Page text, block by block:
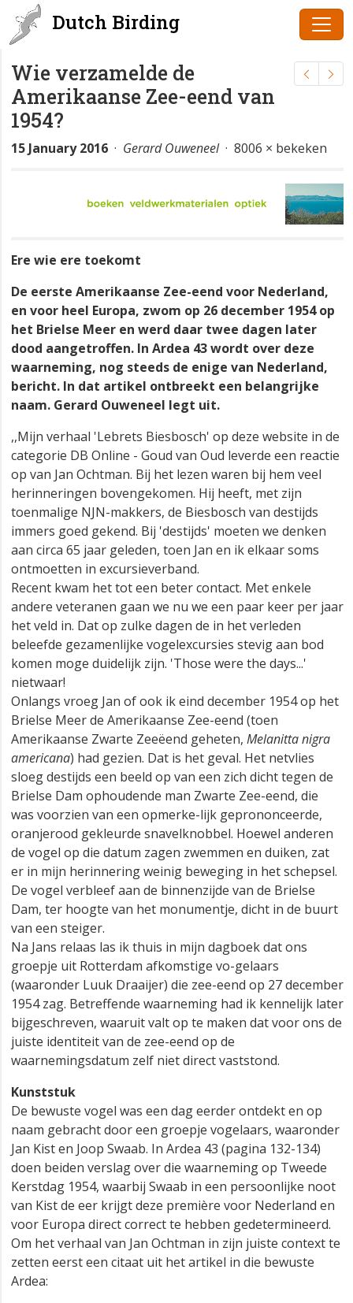
Dutch Birding
Wie verzamelde de
Amerikaanse Zee-eend van
1954?
15 January 2016 · Gerard Ouweneel· 8006 × bekeken
Ere wie ere toekomt
De eerste Amerikaanse Zee-eend voor Nederland,
en voor heel Europa, zwom op 26 december 1954 op
het Brielse Meer en werd daar twee dagen later
dood aangetroffen. In Ardea 43 wordt over deze
waarneming, nog steeds de enige van Nederland,
bericht. In dat artikel ontbreekt een belangrijke
naam. Gerard Ouweneel legt uit.
,,Mijn verhaal 'Lebrets Biesbosch' op deze website in de
categorie DB Online - Goud van Oud leverde een reactie
op van Jan Ochtman. Bij het lezen waren bij hem veel
herinneringen bovengekomen. Hij heeft, met zijn
toenmalige NJN-makkers, de Biesbosch van destijds
immers goed gekend. Bij 'destijds' moeten we denken
aan circa 65 jaar geleden, toen Jan en ik elkaar soms
ontmoetten in excursieverband.
Recent kwam het tot een beter contact. Met enkele
andere veteranen gaan we nu we een paar keer per jaar
het veld in. Dat op zulke dagen de in het verleden
beleefde gezamenlijke vogelexcursies stevig aan bod
komen moge duidelijk zijn. 'Those were the days...'
nietwaar!
Onlangs vroeg Jan of ook ik eind december 1954 op het
Brielse Meer de Amerikaanse Zee-eend (toen
Amerikaanse Zwarte Zeeëend geheten, Melanitta nigra
americana) had gezien. Dat is het geval. Het netvlies
sloeg destijds een beeld op van een zich dicht tegen de
Brielse Dam ophoudende man Zwarte Zee-eend, die
was voorzien van een opmerke-lijk geprononceerde,
oranjerood gekleurde snavelknobbel. Hoewel anderen
de vogel op die datum zagen zwemmen en duiken, zat
er in mijn herinnering weinig beweging in het schepsel.
De vogel verbleef aan de binnenzijde van de Brielse
Dam, ter hoogte van het monumentje, dicht in de buurt
van een steiger.
Na Jans relaas las ik thuis in mijn dagboek dat ons
groepje uit Rotterdam afkomstige vo-gelaars
(waaronder Luuk Draaijer) die zee-eend op 27 december
1954 zag. Betreffende waarneming had ik kennelijk later
bijgeschreven, waaruit valt op te maken dat voor ons de
juiste identiteit van de zee-eend op de
waarnemingsdatum zelf niet direct vaststond.
Kunststuk
De bewuste vogel was een dag eerder ontdekt en op
naam gebracht door een groepje vogelaars, waaronder
Jan Kist en Joop Swaab. In Ardea 43 (pagina 132-134)
doen beiden verslag over die waarneming op Tweede
Kerstdag 1954, waarbij Swaab in een persoonlijke noot
van Kist de eer krijgt deze première voor Nederland en
voor Europa direct correct te hebben gedetermineerd.
Om het verhaal van Jan Ochtman in zijn juiste context te
zetten eerst een citaat uit het artikel in die bewuste
Ardea: